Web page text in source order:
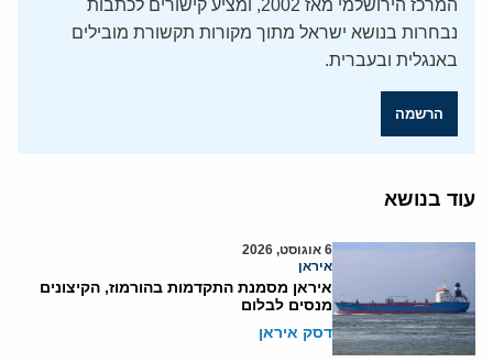
המרכז הירושלמי מאז 2002, ומציע קישורים לכתבות
נבחרות בנושא ישראל מתוך מקורות תקשורת מובילים
באנגלית ובעברית.
הרשמה
עוד בנושא
6 אוגוסט, 2026
איראן
איראן מסמנת התקדמות בהורמוז, הקיצונים
מנסים לבלום
דסק איראן